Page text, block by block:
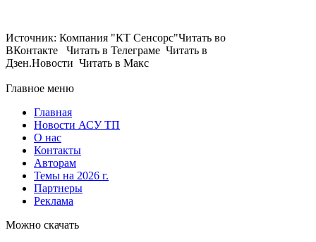
Источник: Компания "КТ Сенсорс"Читать во
ВКонтакте Читать в Телеграме Читать в
Дзен.Новости Читать в Макс
Главное меню
Главная
Новости АСУ ТП
О нас
Контакты
Авторам
Темы на 2026 г.
Партнеры
Реклама
Можно скачать